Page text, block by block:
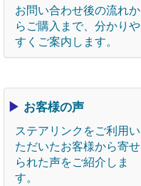
お問い合わせ後の流れか
らご購入まで、分かりや
すくご案内します。
▶ お客様の声
ステアリンクをご利用い
ただいたお客様から寄せ
られた声をご紹介しま
す。